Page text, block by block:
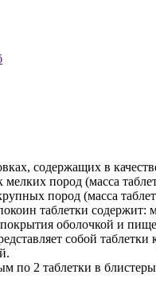
содержащих в
пород (масса
пород (масса
таблетки
оболочкой и
собой
по 2 таблетки в